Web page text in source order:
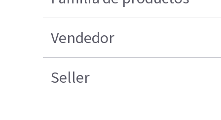
Vendedor
Seller